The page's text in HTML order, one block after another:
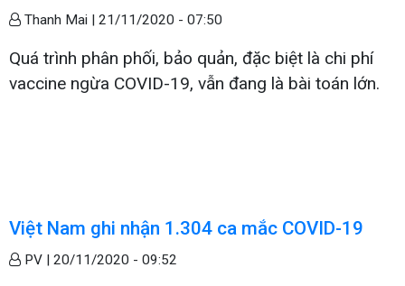
Thanh Mai | 21/11/2020 - 07:50
Quá trình phân phối, bảo quản, đặc biệt là chi phí
vaccine ngừa COVID-19, vẫn đang là bài toán lớn.
Việt Nam ghi nhận 1.304 ca mắc COVID-19
PV | 20/11/2020 - 09:52